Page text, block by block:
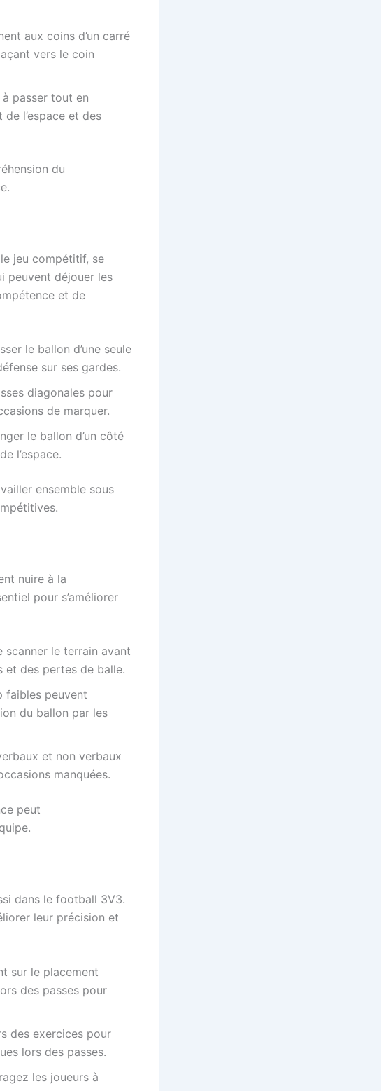
aux coins d’un carré
vers le coin
à passer tout en
l’espace et des
du
jeu compétitif, se
peuvent déjouer les
et de
le ballon d’une seule
sur ses gardes.
diagonales pour
de marquer.
le ballon d’un côté
l’espace.
ensemble sous
nuire à la
pour s’améliorer
scanner le terrain avant
et des pertes de balle.
faibles peuvent
du ballon par les
et non verbaux
manquées.
peut
dans le football 3V3.
leur précision et
sur le placement
des passes pour
des exercices pour
lors des passes.
les joueurs à